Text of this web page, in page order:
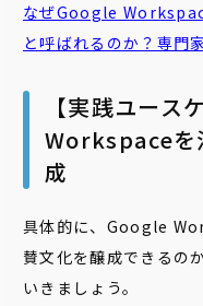
なぜGoogle
と呼ばれるのか？専門
【実践ユース
Workspaceを
成
具体的に、Google
賛文化を醸成できるの
いきましょう。